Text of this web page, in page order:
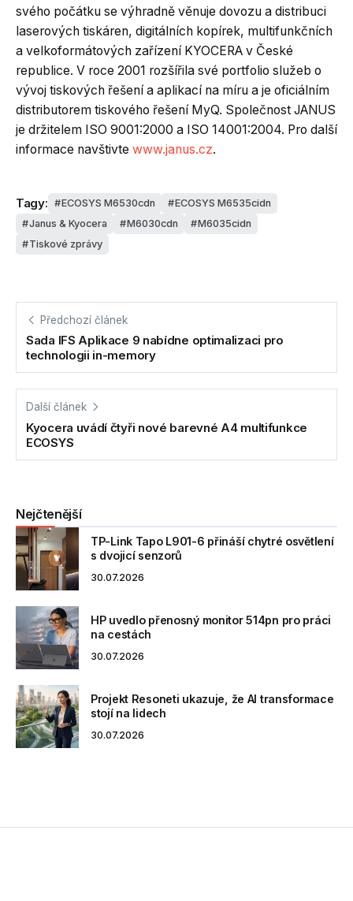
svého počátku se výhradně věnuje dovozu a distribuci
laserových tiskáren, digitálních kopírek, multifunkčních
a velkoformátových zařízení KYOCERA v České
republice. V roce 2001 rozšířila své portfolio služeb o
vývoj tiskových řešení a aplikací na míru a je oficiálním
distributorem tiskového řešení MyQ. Společnost JANUS
je držitelem ISO 9001:2000 a ISO 14001:2004. Pro další
informace navštivte www.janus.cz.
Tagy: ECOSYS M6530cdn
ECOSYS M6535cidn
Janus & Kyocera
M6030cdn
M6035cidn
Tiskové zprávy
Předchozí článek
Sada IFS Aplikace 9 nabídne optimalizaci pro
technologii in-memory
Další článek
Kyocera uvádí čtyři nové barevné A4 multifunkce
ECOSYS
Nejčtenější
TP-Link Tapo L901-6 přináší chytré osvětlení
s dvojicí senzorů
30.07.2026
HP uvedlo přenosný monitor 514pn pro práci
na cestách
30.07.2026
Projekt Resoneti ukazuje, že AI transformace
stojí na lidech
30.07.2026